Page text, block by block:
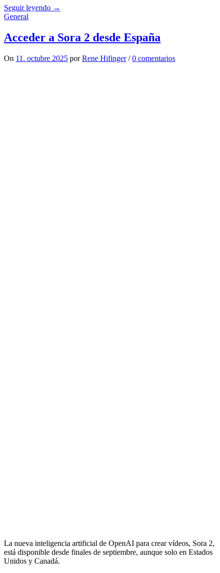
Seguir leyendo →
General
Acceder a Sora 2 desde España
On 11. octubre 2025 porRene Hifinger /0 comentarios
La nueva inteligencia artificial de OpenAI para crear vídeos, Sora 2,
está disponible desde finales de septiembre, aunque solo en Estados
Unidos y Canadá.